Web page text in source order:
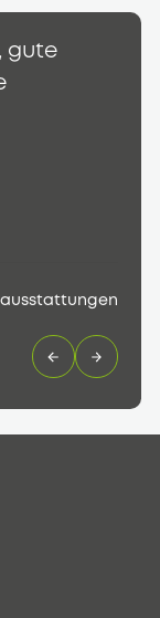
gute